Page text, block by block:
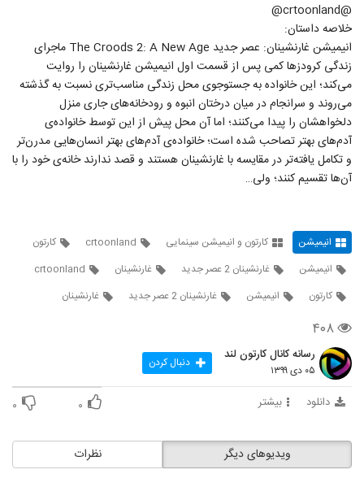
11
انیمیشن مینیون ها در تعطیلات ویژه
Minions Holiday Special 2020 WEB-
DL
۱,۲۳۰ بازدید
12
انیمیشن جذاب باب اسفنجی: وقت استراحت
با دوبله فارسی
کارتون بره ناقلا: فارماگدون A Shaun the
انیمیشن گربه ها و پیچتوپیا Cats and
Peachtopia 2018 BluRay
15
انیمیشن باب اسفنجی: دلقک بازیگوش با دوبله
16
Jungle Bunch: The Movie 2011
BluRay
Adventures of Winnie the Pooh
@crtoonland@
خلاصه داستان:
انیمیشن غارنشینان: عصر جدید The Croods 2: A New Age ماجرای
زندگی کرودزها کمی پس از قسمت اول انیمیشن غارنشینان را روایت
می‌کند؛ این خانواده به جستوجوی محل زندگی مناسب‌تری نسبت به گذشته
می‌روند و سرانجام در میان درختان انبوه و رودخانه‌های جاری منزل
دلخواهشان را پیدا می‌کنند؛ اما آن محل پیش از این توسط خانواده‌ی
آدم‌های بهتر تصاحب شده است؛ خانواده‌ی آدم‌های بهتر انسان‌هایی مدرن‌تر
و تکامل یافته‌تر در مقایسه با غارنشینان هستند و قصد ندارند خانه‌ی خود را با
آن‌ها تقسیم کنند؛ ولی…
انیمیشن کارتون و انیمیشن سینمایی crtoonland
کارتون
انیمیشن
غارنشینان 2 عصر جدید غارنشینان
crtoonland
کارتون
انیمیشن غارنشینان 2 عصر جدید غارنشینان
۴۰۸
رسانه کانال کارتون لند
۰۵ دی ۱۳۹۹ دنبال کردن
دانلود بیشتر ۰ ۰
نظرات ویدیوهای دیگر